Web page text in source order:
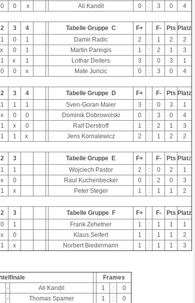
0 0 x Ali Kandil 0 : 3 0 4
2 3 4 Tabelle Gruppe C F+ F- Pts Platz
1 0 1 Damir Radic 2 : 1 2
2
x 0 1 Martin Pareigis 1 : 2 1
3
1 x 1 Lothar Deiters 3 : 0 3
1
0 0 x Mate Juricic 0 : 3 0 4
2 3 4 Tabelle Gruppe D F+ F- Pts Platz
1 1 1 Sven-Goran Maier 3 : 0 3
1
x 0 0 Dominik Dobrowolski 0 : 3 0
4
1 x 0 Ralf Derstroff 1 : 2 1
3
1 1 x Jens Kornalewicz 2 : 1 2 2
2 3 Tabelle Gruppe E F+ F- Pts Platz
1 1 Wojciech Pastor 2 : 0 2
1
x 0 Raul Kuchenbecker 0 : 2 0
3
1 x Peter Steger 1 : 1 1 2
2 3 Tabelle Gruppe F F+ F- Pts Platz
0 1 Frank Zehetner 1 : 1 1
1
x 0 Klaus Seifert 1 : 1 1
2
1 x Norbert Biedermann 1 : 1 1 3
Frames
- Ali Kandil 1 :
0
- Thomas Spamer 1 :
0